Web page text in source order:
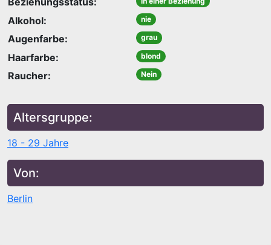
Alkohol: nie
Augenfarbe: grau
Haarfarbe: blond
Raucher: Nein
Altersgruppe:
18 - 29 Jahre
Von:
Berlin